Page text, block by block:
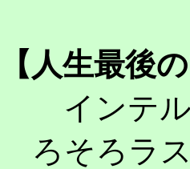
【 人生最後
インテル
ろそろラ